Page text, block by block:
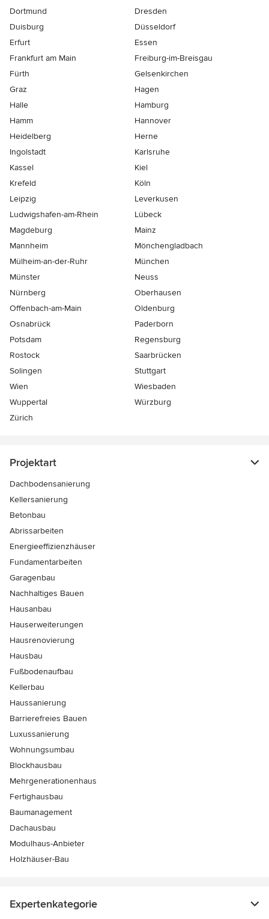
Dortmund
Dresden
Duisburg
Düsseldorf
Erfurt
Essen
Frankfurt am Main
Freiburg-im-Breisgau
Fürth
Gelsenkirchen
Graz
Hagen
Halle
Hamburg
Hamm
Hannover
Heidelberg
Herne
Ingolstadt
Karlsruhe
Kassel
Kiel
Krefeld
Köln
Leipzig
Leverkusen
Ludwigshafen-am-Rhein
Lübeck
Magdeburg
Mainz
Mannheim
Mönchen­gladbach
Mülheim-an-der-Ruhr
München
Münster
Neuss
Nürnberg
Oberhausen
Offenbach-am-Main
Oldenburg
Osnabrück
Paderborn
Potsdam
Regensburg
Rostock
Saarbrücken
Solingen
Stuttgart
Wien
Wiesbaden
Wuppertal
Würzburg
Zürich
Projektart
Dachbodensanierung
Kellersanierung
Betonbau
Abrissarbeiten
Energieeffizienzhäuser
Fundamentarbeiten
Garagenbau
Nachhaltiges Bauen
Hausanbau
Hauserweiterungen
Hausrenovierung
Hausbau
Fußbodenaufbau
Kellerbau
Haussanierung
Barrierefreies Bauen
Luxussanierung
Wohnungsumbau
Blockhausbau
Mehrgenerationenhaus
Fertighausbau
Baumanagement
Dachausbau
Modulhaus-Anbieter
Holzhäuser-Bau
Expertenkategorie